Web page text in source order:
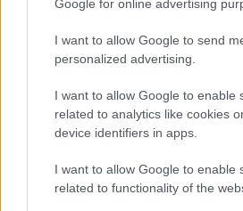
Google for online advertising
I want to allow Google to send
personalized advertising.
I want to allow Google to enable
related to analytics like cookies
device identifiers in apps.
I want to allow Google to enable
related to functionality of the
Υπουργείο Παιδείας: Σε διαρκή
των πυρόπληκτων περιοχών
05/08/2026 - 13:29